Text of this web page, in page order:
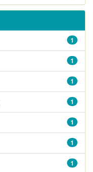
1
1
1
1
1
1
1